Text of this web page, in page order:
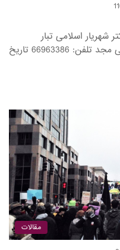
شهریار اسلامی تبار
مشخصات نشر: مجمع علمی و فرهنگی مجد تلفن: 66963386 تاریخ
مقالات